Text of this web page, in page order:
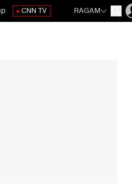
CNN TV RAGAM